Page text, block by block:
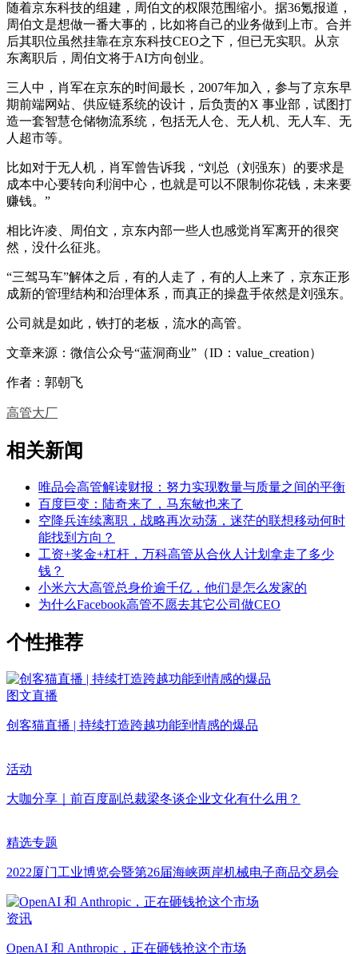
随着京东科技的组建，周伯文的权限范围缩小。据36氪报道，
周伯文是想做一番大事的，比如将自己的业务做到上市。合并
后其职位虽然挂靠在京东科技CEO之下，但已无实职。从京
东离职后，周伯文将于AI方向创业。
三人中，肖军在京东的时间最长，2007年加入，参与了京东早
期前端网站、供应链系统的设计，后负责的X 事业部，试图打
造一套智慧仓储物流系统，包括无人仓、无人机、无人车、无
人超市等。
比如对于无人机，肖军曾告诉我，“刘总（刘强东）的要求是
成本中心要转向利润中心，也就是可以不限制你花钱，未来要
赚钱。”
相比许凌、周伯文，京东内部一些人也感觉肖军离开的很突
然，没什么征兆。
“三驾马车”解体之后，有的人走了，有的人上来了，京东正形
成新的管理结构和治理体系，而真正的操盘手依然是刘强东。
公司就是如此，铁打的老板，流水的高管。
文章来源：微信公众号“蓝洞商业”（ID：value_creation）
作者：郭朝飞
高管大厂
相关新闻
唯品会高管解读财报：努力实现数量与质量之间的平衡
百度巨变：陆奇来了，马东敏也来了
空降兵连续离职，战略再次动荡，迷茫的联想移动何时
能找到方向？
工资+奖金+杠杆，万科高管从合伙人计划拿走了多少
钱？
小米六大高管总身价逾千亿，他们是怎么发家的
为什么Facebook高管不愿去其它公司做CEO
个性推荐
图文直播
创客猫直播 | 持续打造跨越功能到情感的爆品
活动
大咖分享｜前百度副总裁梁冬谈企业文化有什么用？
精选专题
2022厦门工业博览会暨第26届海峡两岸机械电子商品交易会
资讯
OpenAI 和 Anthropic，正在砸钱抢这个市场